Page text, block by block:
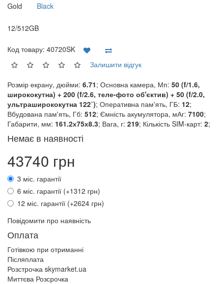
Gold Black
12/512GB
Код товару: 40720SK
Залишити відгук
Розмір екрану, дюйми: 6.71; Основна камера, Мп: 50 (f/1.6,
ширококутна) + 200 (f/2.6, теле-фото об'єктив) + 50 (f/2.0,
ультраширококутна 122˚); Оперативна пам'ять, ГБ: 12;
Вбудована пам'ять, Гб: 512; Ємність акумулятора, мАг: 7100;
Габарити, мм: 161.2х75х8.3; Вага, г: 219; Кількість SIM-карт: 2;
Немає в наявності
43740 грн
3 міс. гарантії
6 міс. гарантії (+1312 грн)
12 міс. гарантії (+2624 грн)
Повідомити про наявність
Оплата
Готівкою при отриманні
Післяплата
Розстрочка skymarket.ua
Миттєва Розсрочка